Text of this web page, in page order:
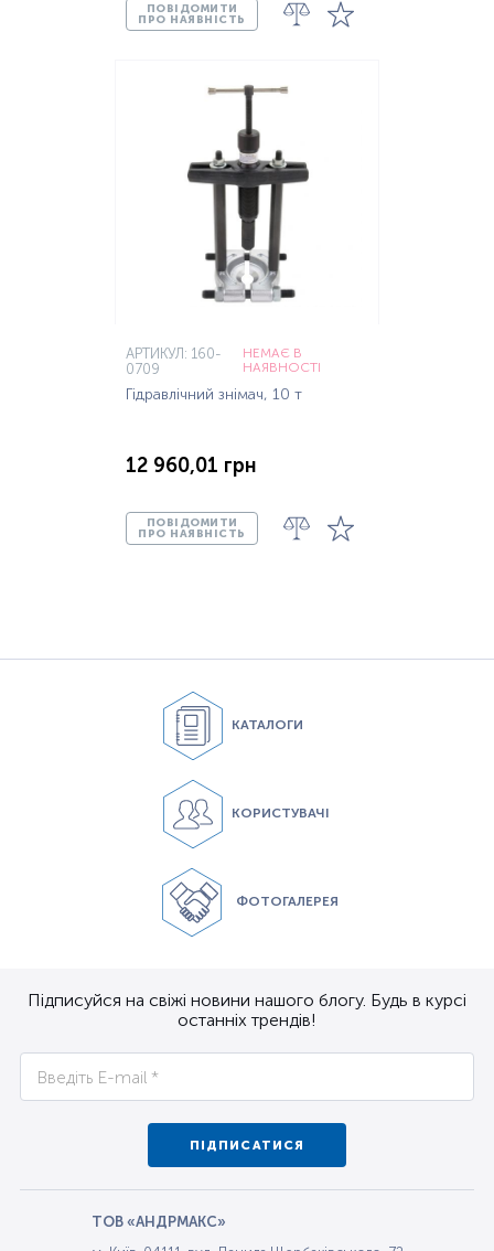
ПОВІДОМИТИ
ПРО НАЯВНІСТЬ
АРТИКУЛ: 160-
0709
НЕМАЄ В
НАЯВНОСТІ
Гідравлічний знімач, 10 т
12 960,01 грн
ПОВІДОМИТИ
ПРО НАЯВНІСТЬ
КАТАЛОГИ
КОРИСТУВАЧІ
ФОТОГАЛЕРЕЯ
Підписуйся на свіжі новини нашого блогу. Будь в курсі
останніх трендів!
ПІДПИСАТИСЯ
ТОВ «АНДРМАКС»